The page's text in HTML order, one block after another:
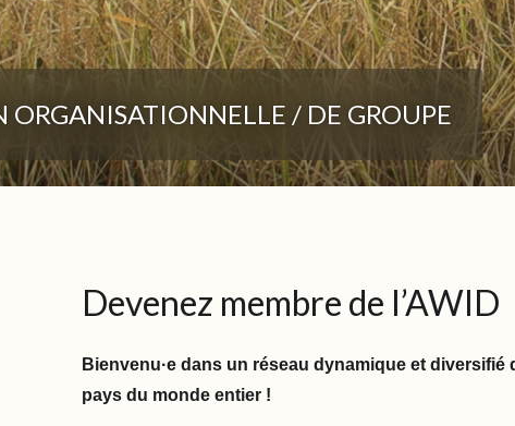
ORGANISATIONNELLE / DE GROUPE
Devenez membre de l’AWID
Bienvenu·e dans un réseau dynamique et diversifié
pays du monde entier !